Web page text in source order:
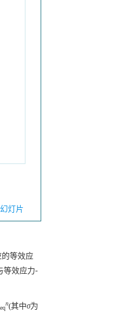
幻灯片
等效应
等效应力-
eq
n(其中σ为